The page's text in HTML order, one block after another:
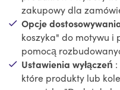
zakupowy dla
Opcje
koszyka" do motywu i
pomocą
Ustawienia wyłączeń
które produkty lub